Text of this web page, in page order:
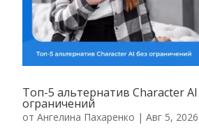
Топ-5 альтернатив Character AI
ограничений
от Ангелина Пахаренко | Авг 5, 2026